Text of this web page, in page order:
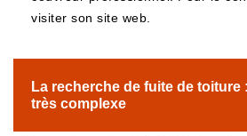
visiter son site web.
La recherche de fuite de toiture
très complexe